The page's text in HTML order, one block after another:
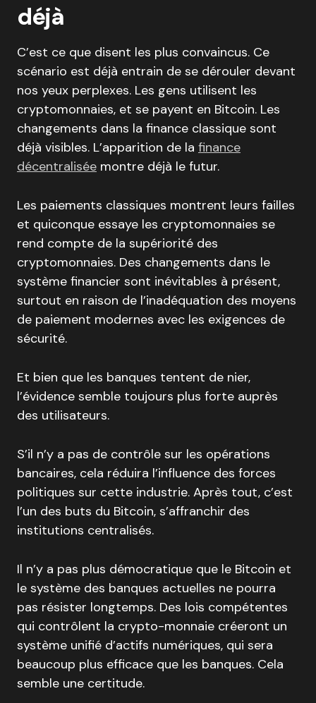
déjà
C’est ce que disent les plus convaincus. Ce
scénario est déjà entrain de se dérouler devant
nos yeux perplexes. Les gens utilisent les
cryptomonnaies, et se payent en Bitcoin. Les
changements dans la finance classique sont
déjà visibles. L’apparition de la finance
décentralisée montre déjà le futur.
Les paiements classiques montrent leurs failles
et quiconque essaye les cryptomonnaies se
rend compte de la supériorité des
cryptomonnaies. Des changements dans le
système financier sont inévitables à présent,
surtout en raison de l’inadéquation des moyens
de paiement modernes avec les exigences de
sécurité.
Et bien que les banques tentent de nier,
l’évidence semble toujours plus forte auprès
des utilisateurs.
S’il n’y a pas de contrôle sur les opérations
bancaires, cela réduira l’influence des forces
politiques sur cette industrie. Après tout, c’est
l’un des buts du Bitcoin, s’affranchir des
institutions centralisés.
Il n’y a pas plus démocratique que le Bitcoin et
le système des banques actuelles ne pourra
pas résister longtemps. Des lois compétentes
qui contrôlent la crypto-monnaie créeront un
système unifié d’actifs numériques, qui sera
beaucoup plus efficace que les banques. Cela
semble une certitude.